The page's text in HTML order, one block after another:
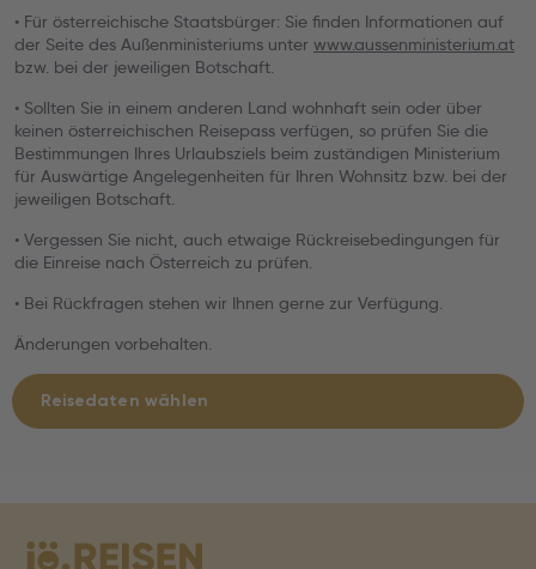
• Für österreichische Staatsbürger: Sie finden Informationen auf
der Seite des Außenministeriums unter www.aussenministerium.at
bzw. bei der jeweiligen Botschaft.
• Sollten Sie in einem anderen Land wohnhaft sein oder über
keinen österreichischen Reisepass verfügen, so prüfen Sie die
Bestimmungen Ihres Urlaubsziels beim zuständigen Ministerium
für Auswärtige Angelegenheiten für Ihren Wohnsitz bzw. bei der
jeweiligen Botschaft.
• Vergessen Sie nicht, auch etwaige Rückreisebedingungen für
die Einreise nach Österreich zu prüfen.
• Bei Rückfragen stehen wir Ihnen gerne zur Verfügung.
Änderungen vorbehalten.
Reisedaten wählen